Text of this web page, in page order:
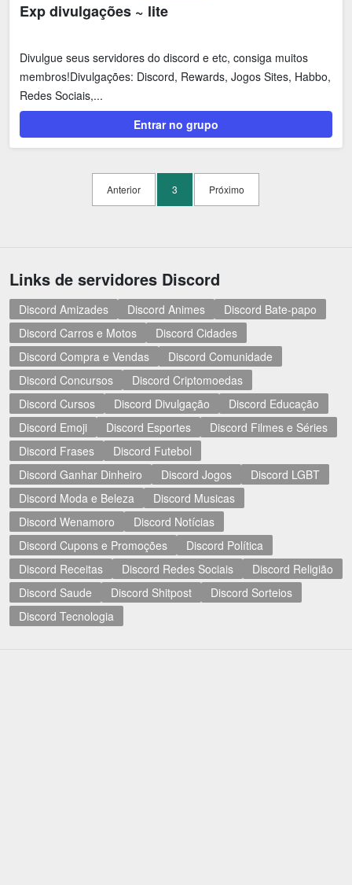
Exp divulgações ~ lite
Divulgue seus servidores do discord e etc, consiga muitos
membros!Divulgações: Discord, Rewards, Jogos Sites, Habbo,
Redes Sociais,...
Entrar no grupo
Anterior 3 Próximo
Links de servidores Discord
Discord Amizades Discord Animes
Discord Bate-papo
Discord Carros e Motos
Discord Cidades
Discord Compra e Vendas
Discord Comunidade
Discord Concursos
Discord Criptomoedas
Discord Cursos
Discord Divulgação
Discord Educação
Discord Emoji
Discord Esportes
Discord Filmes e Séries
Discord Frases
Discord Futebol
Discord Ganhar Dinheiro
Discord Jogos
Discord LGBT
Discord Moda e Beleza
Discord Musicas
Discord Wenamoro
Discord Notícias
Discord Cupons e Promoções
Discord Política
Discord Receitas
Discord Redes Sociais
Discord Religião
Discord Saude
Discord Shitpost
Discord Sorteios
Discord Tecnologia